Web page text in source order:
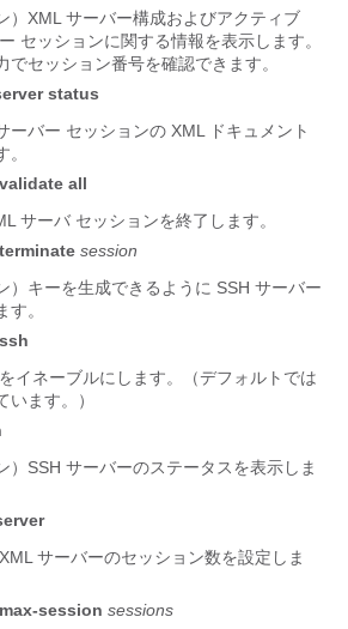
）XML サーバー構成およびアクティブ
セッションに関する情報を表示します。
でセッション番号を確認できます。
status
ーバー セッションの XML ドキュメント
all
サーバ セッションを終了します。
session
）キーを生成できるように SSH サーバー
す。
イネーブルにします。（デフォルトでは
います。）
）SSH サーバーのステータスを表示しま
サーバーのセッション数を設定しま
max-session sessions